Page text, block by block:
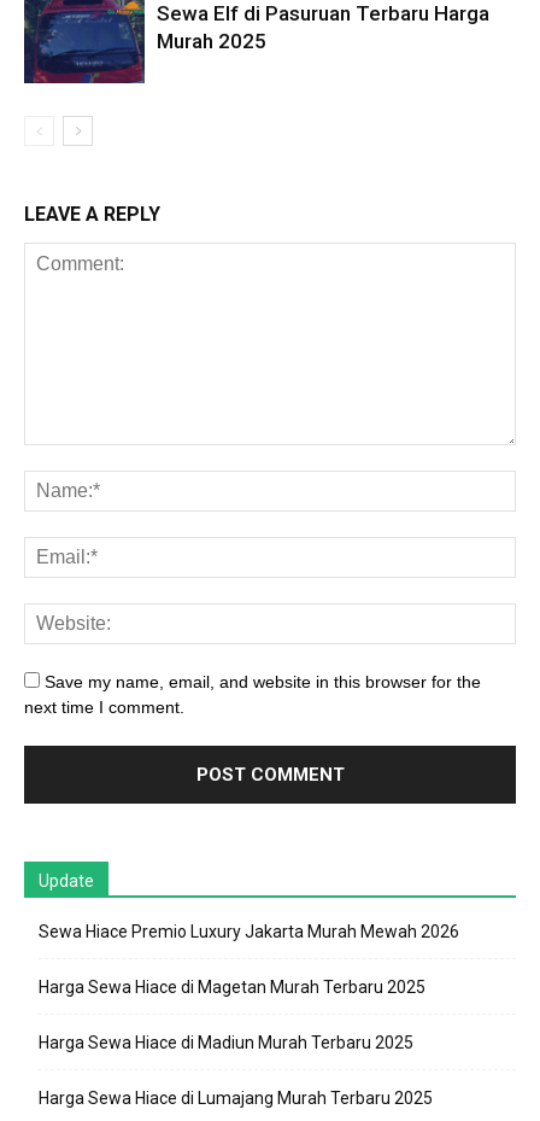
Sewa Elf di Pasuruan Terbaru Harga
Murah 2025
LEAVE A REPLY
Save my name, email, and website in this browser for the
next time I comment.
Update
Sewa Hiace Premio Luxury Jakarta Murah Mewah 2026
Harga Sewa Hiace di Magetan Murah Terbaru 2025
Harga Sewa Hiace di Madiun Murah Terbaru 2025
Harga Sewa Hiace di Lumajang Murah Terbaru 2025